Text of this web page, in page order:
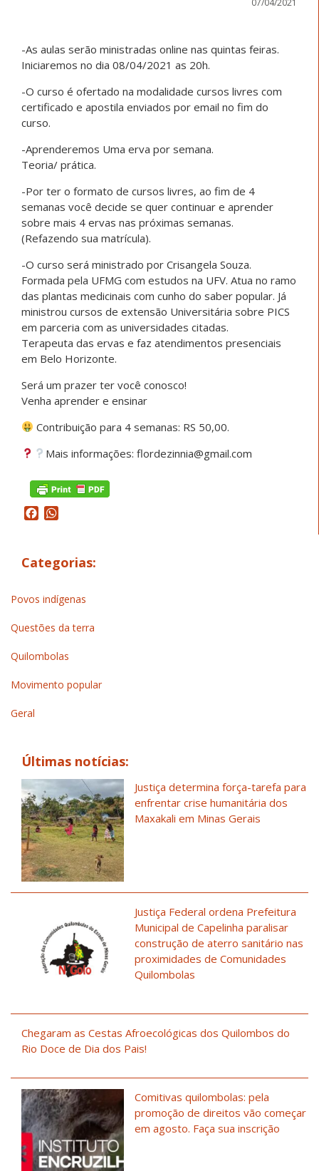
-As aulas serão ministradas online nas quintas feiras.
Iniciaremos no dia 08/04/2021 as 20h.
-O curso é ofertado na modalidade cursos livres com
certificado e apostila enviados por email no fim do
curso.
-Aprenderemos Uma erva por semana.
Teoria/ prática.
-Por ter o formato de cursos livres, ao fim de 4
semanas você decide se quer continuar e aprender
sobre mais 4 ervas nas próximas semanas.
(Refazendo sua matrícula).
-O curso será ministrado por Crisangela Souza.
Formada pela UFMG com estudos na UFV. Atua no ramo
das plantas medicinais com cunho do saber popular. Já
ministrou cursos de extensão Universitária sobre PICS
em parceria com as universidades citadas.
Terapeuta das ervas e faz atendimentos presenciais
em Belo Horizonte.
Será um prazer ter você conosco!
Venha aprender e ensinar
Contribuição para 4 semanas: RS 50,00.
Mais informações: flordezinnia@gmail.com
Facebook
Categorias:
Povos indígenas
Questões da terra
Quilombolas
Movimento popular
Geral
Últimas notícias:
Justiça determina força-tarefa para
enfrentar crise humanitária dos
Maxakali em Minas Gerais
Justiça Federal ordena Prefeitura
Municipal de Capelinha paralisar
construção de aterro sanitário nas
proximidades de Comunidades
Quilombolas
Chegaram as Cestas Afroecológicas dos Quilombos do
Rio Doce de Dia dos Pais!
Comitivas quilombolas: pela
promoção de direitos vão começar
em agosto. Faça sua inscrição